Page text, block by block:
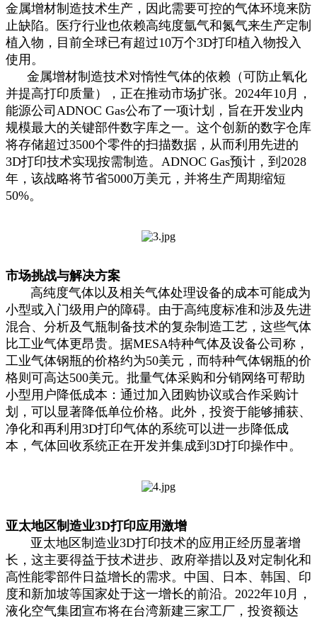
金属增材制造技术生产，因此需要可控的气体环境来防
止缺陷。医疗行业也依赖高纯度氩气和氮气来生产定制
植入物，目前全球已有超过10万个3D打印植入物投入
使用。
金属增材制造技术对惰性气体的依赖（可防止氧化
并提高打印质量），正在推动市场扩张。2024年10月，
能源公司ADNOC Gas公布了一项计划，旨在开发业内
规模最大的关键部件数字库之一。这个创新的数字仓库
将存储超过3500个零件的扫描数据，从而利用先进的
3D打印技术实现按需制造。ADNOC Gas预计，到2028
年，该战略将节省5000万美元，并将生产周期缩短
50%。
市场挑战与解决方案
高纯度气体以及相关气体处理设备的成本可能成为
小型或入门级用户的障碍。由于高纯度标准和涉及先进
混合、分析及气瓶制备技术的复杂制造工艺，这些气体
比工业气体更昂贵。据MESA特种气体及设备公司称，
工业气体钢瓶的价格约为50美元，而特种气体钢瓶的价
格则可高达500美元。批量气体采购和分销网络可帮助
小型用户降低成本：通过加入团购协议或合作采购计
划，可以显著降低单位价格。此外，投资于能够捕获、
净化和再利用3D打印气体的系统可以进一步降低成
本，气体回收系统正在开发并集成到3D打印操作中。
亚太地区制造业3D打印应用激增
亚太地区制造业3D打印技术的应用正经历显著增
长，这主要得益于技术进步、政府举措以及对定制化和
高性能零部件日益增长的需求。中国、日本、韩国、印
度和新加坡等国家处于这一增长的前沿。2022年10月，
液化空气集团宣布将在台湾新建三家工厂，投资额达